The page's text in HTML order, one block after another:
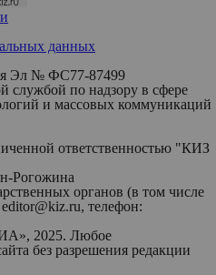
данных
Эл № ФС77-87499
службой по надзору в сфере
и массовых коммуникаций
ответственностью "КИЗ
Рогожина
органов (в том числе
телефон:
2025. Любое
без разрешения редакции